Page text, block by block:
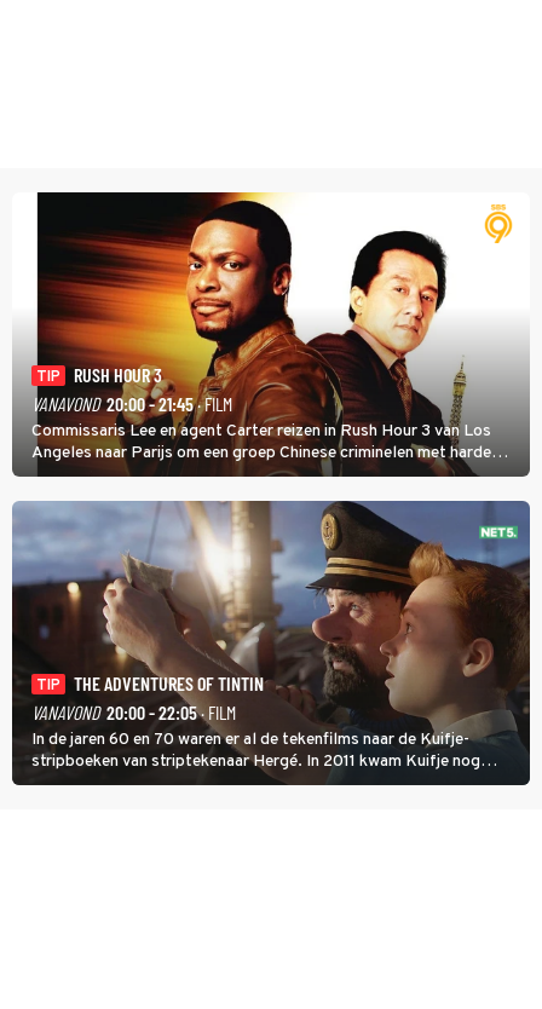
TIP
RUSH HOUR 3
VANAVOND 20:00 - 21:45· FILM
Commissaris Lee en agent Carter reizen in Rush Hour 3 van Los
Angeles naar Parijs om een groep Chinese criminelen met harde
hand aan te pakken.
TIP
THE ADVENTURES OF TINTIN
VANAVOND 20:00 - 22:05· FILM
In de jaren 60 en 70 waren er al de tekenfilms naar de Kuifje-
stripboeken van striptekenaar Hergé. In 2011 kwam Kuifje nog
meer tot leven in The Adventures of Tintin van Steven Spielberg.